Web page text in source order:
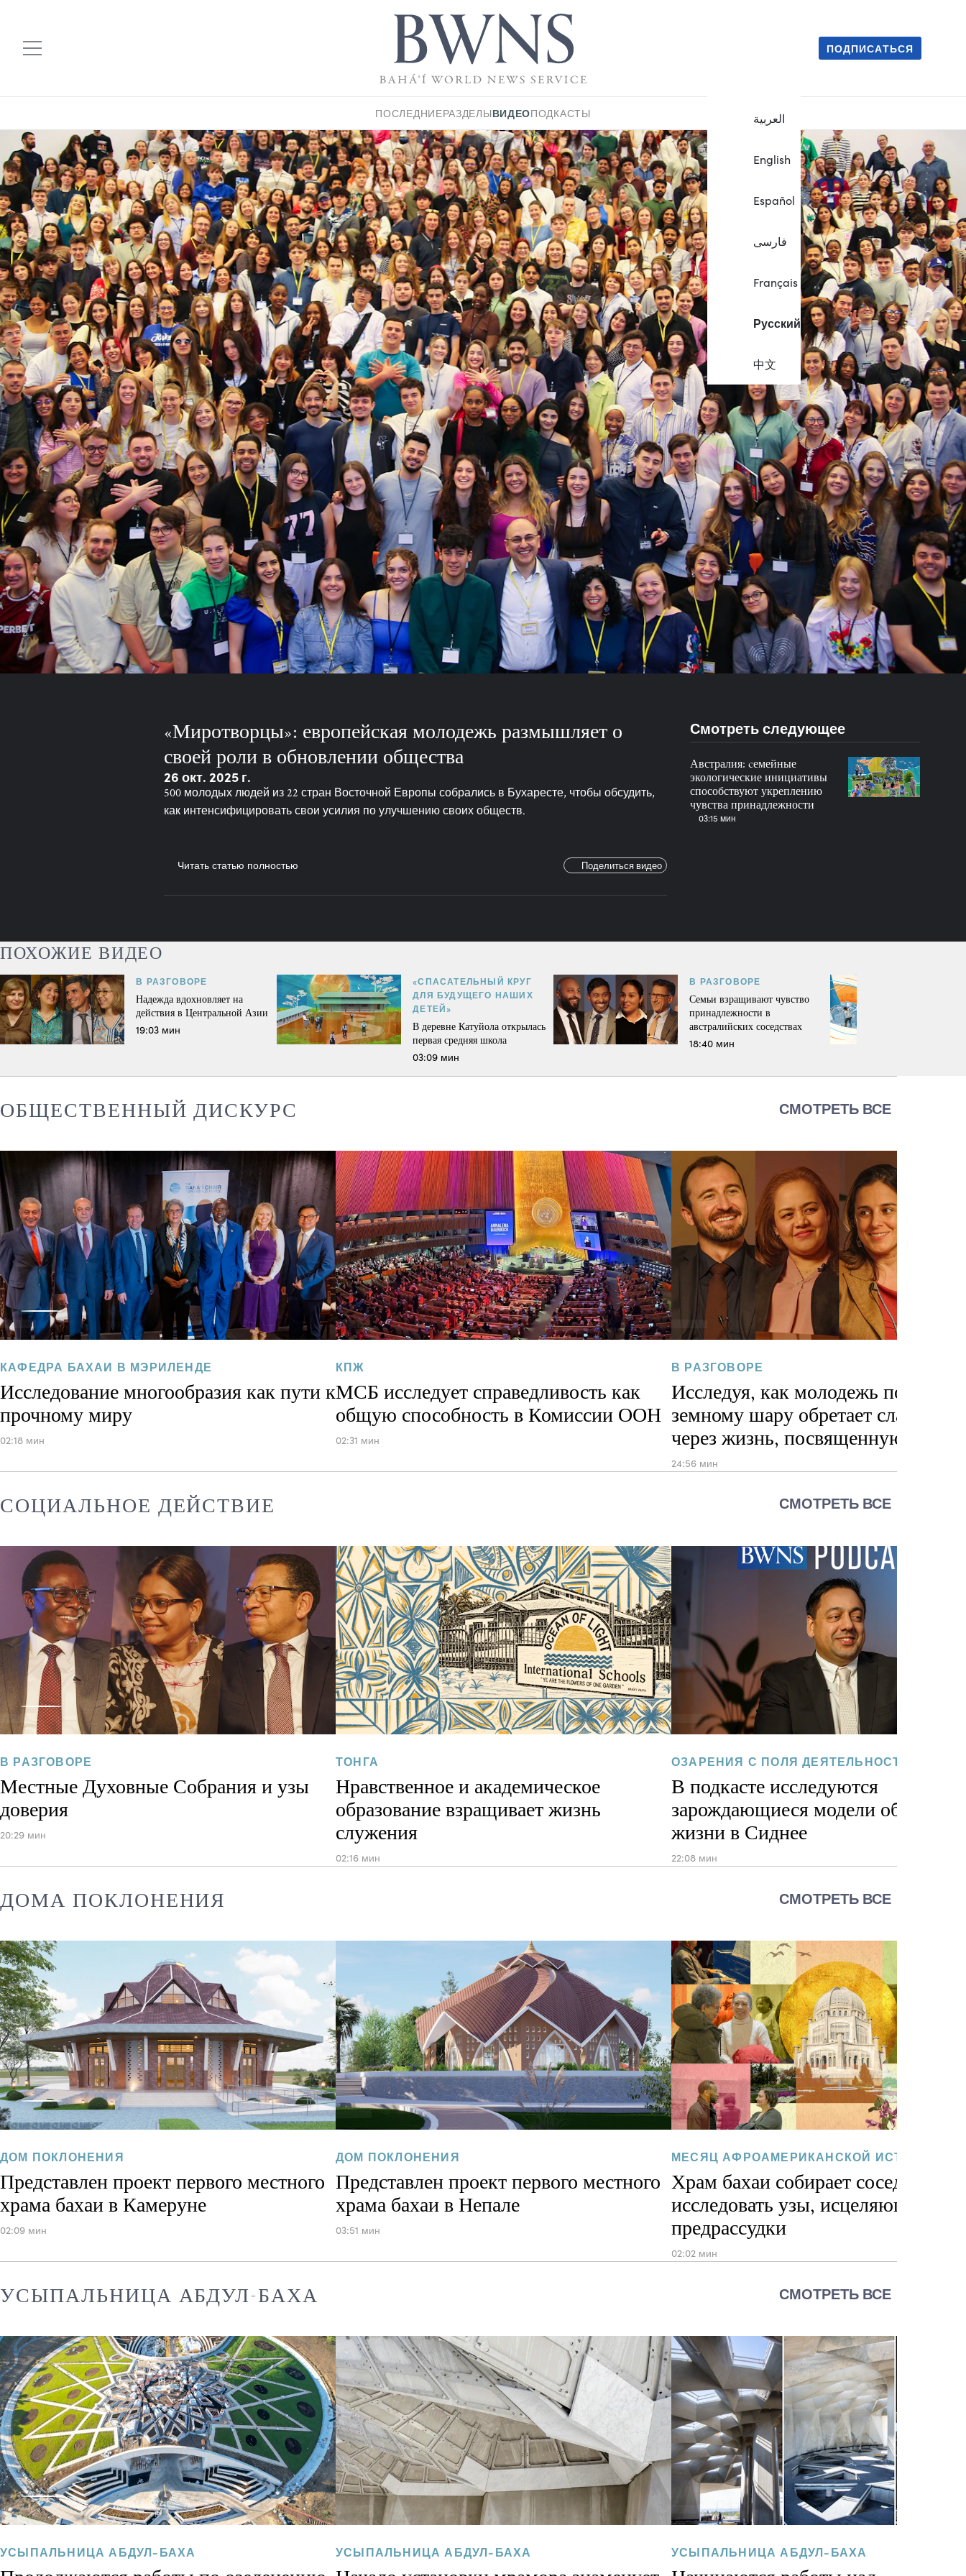
العربية
English
Español
فارسی
Français
Русский
中文
ПОДПИСАТЬСЯ
ПОСЛЕДНИЕРАЗДЕЛЫВИДЕОПОДКАСТЫ
«Миротворцы»: европейская молодежь размышляет о
своей роли в обновлении общества
26 окт. 2025 г.
500 молодых людей из 22 стран Восточной Европы собрались в Бухаресте, чтобы обсудить,
как интенсифицировать свои усилия по улучшению своих обществ.
Читать статью полностью Поделиться видео
Смотреть следующее
Австралия: cемейные
экологические инициативы
способствуют укреплению
чувства принадлежности
03:15 мин
ПОХОЖИЕ ВИДЕО
В РАЗГОВОРЕ
Надежда вдохновляет на
действия в Центральной Азии
19:03 мин
«СПАСАТЕЛЬНЫЙ КРУГ
ДЛЯ БУДУЩЕГО НАШИХ
ДЕТЕЙ»
В деревне Катуйола открылась
первая средняя школа
03:09 мин
В РАЗГОВОРЕ
Семьи взращивают чувство
принадлежности в
австралийских соседствах
18:40 мин
ОБЩЕСТВЕННЫЙ ДИСКУРС СМОТРЕТЬ ВСЕ
КАФЕДРА БАХАИ В МЭРИЛЕНДЕ
Исследование многообразия как пути к
прочному миру
02:18 мин
КПЖ
МСБ исследует справедливость как
общую способность в Комиссии ООН
02:31 мин
В РАЗГОВОРЕ
Исследуя, как молодежь по всему
земному шару обретает
через жизнь, посвященную
24:56 мин
СОЦИАЛЬНОЕ ДЕЙСТВИЕ СМОТРЕТЬ ВСЕ
В РАЗГОВОРЕ
Местные Духовные Собрания и узы
доверия
20:29 мин
ТОНГА
Нравственное и академическое
образование взращивает жизнь
служения
02:16 мин
ОЗАРЕНИЯ С ПОЛЯ ДЕЯТЕЛЬНОСТИ
В подкасте исследуются
зарождающиеся модели
жизни в Сиднее
22:08 мин
ДОМА ПОКЛОНЕНИЯ СМОТРЕТЬ ВСЕ
ДОМ ПОКЛОНЕНИЯ
Представлен проект первого местного
храма бахаи в Камеруне
02:09 мин
ДОМ ПОКЛОНЕНИЯ
Представлен проект первого местного
храма бахаи в Непале
03:51 мин
МЕСЯЦ АФРОАМЕРИКАНСКОЙ ИСТОРИИ
Храм бахаи собирает соседей,
исследовать узы, исцеляющие
предрассудки
02:02 мин
УСЫПАЛЬНИЦА АБДУЛ-БАХА СМОТРЕТЬ ВСЕ
УСЫПАЛЬНИЦА АБДУЛ-БАХА УСЫПАЛЬНИЦА АБДУЛ-БАХА УСЫПАЛЬНИЦА АБДУЛ-БАХА